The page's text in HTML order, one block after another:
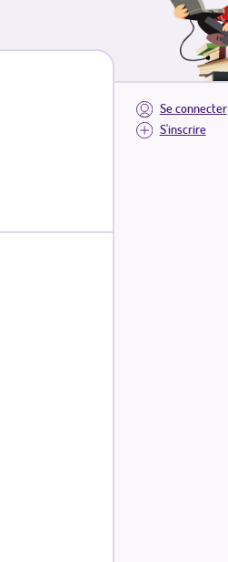
Se connecter
S'inscrire